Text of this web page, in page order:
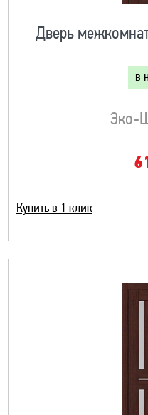
Дверь
в
Эко-
Купить в 1 клик